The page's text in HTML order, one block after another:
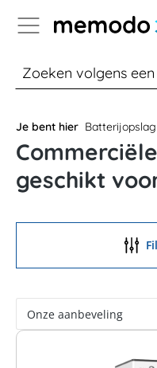
naar navigatie B2B-
% Sale
Je bent hier
geschikt
Expert kennis